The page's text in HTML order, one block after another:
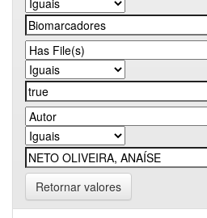
Retornar valores